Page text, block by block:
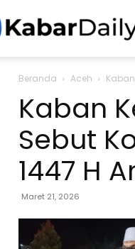
Beranda Aceh
Kaban
Sebut
1447 H
Maret 21, 2026